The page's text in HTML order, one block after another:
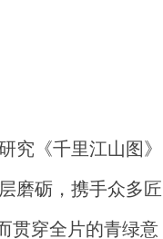
究《千里江山图》
磨砺，携手众多匠
贯穿全片的青绿意